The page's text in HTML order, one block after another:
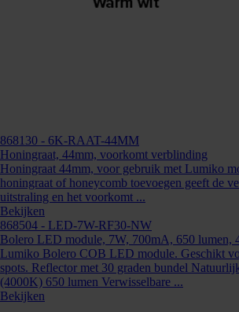
868130 - 6K-RAAT-44MM
Honingraat, 44mm, voorkomt verblinding
Honingraat 44mm, voor gebruik met Lumiko
honingraat of honeycomb toevoegen geeft de
uitstraling en het voorkomt ...
Bekijken
868504 - LED-7W-RF30-NW
Bolero LED module, 7W, 700mA, 650 lumen,
Lumiko Bolero COB LED module. Geschikt
spots. Reflector met 30 graden bundel
(4000K) 650 lumen Verwisselbare ...
Bekijken